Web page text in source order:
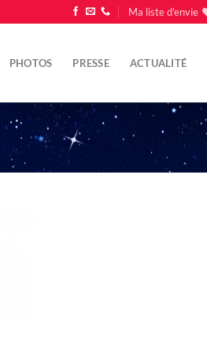
Ma liste d'envie
PHOTOS PRESSE ACTUALITÉ